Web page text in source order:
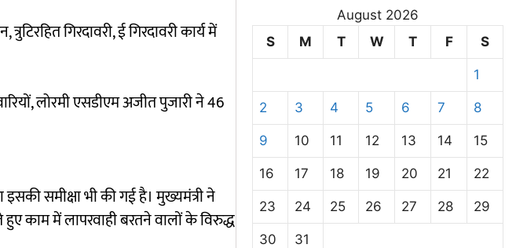
गिरदावरी, ई गिरदावरी कार्य में
लोरमी एसडीएम अजीत पुजारी ने 46
इसकी समीक्षा भी की गई है। मुख्यमंत्री ने
हुए काम में लापरवाही बरतने वालों के विरुद्ध
August 2026
S
M T W T F S
1
2 3 4 5 6 7 8
9 10 11 12 13 14 15
16 17 18 19 20 21 22
23 24 25 26 27 28 29
30 31